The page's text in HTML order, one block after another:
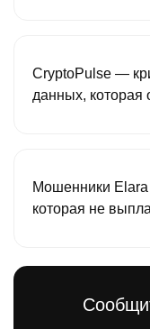
CryptoPulse —
данных, которая
Мошенники Elara
которая не